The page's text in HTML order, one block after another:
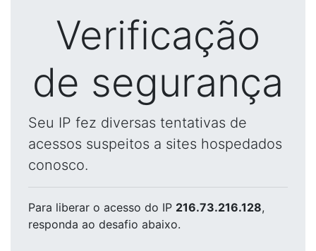
Verificação
de segurança
Seu IP fez diversas tentativas de
acessos suspeitos a sites hospedados
conosco.
Para liberar o acesso do IP 216.73.216.128,
responda ao desafio abaixo.